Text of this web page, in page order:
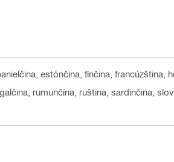
estónčina, fínčina, francúzština,
rumunčina, ruština, sardínčina,